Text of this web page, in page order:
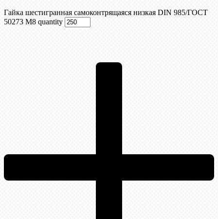
Гайка шестигранная самоконтрящаяся низкая DIN 985/ГОСТ
50273 М8 quantity